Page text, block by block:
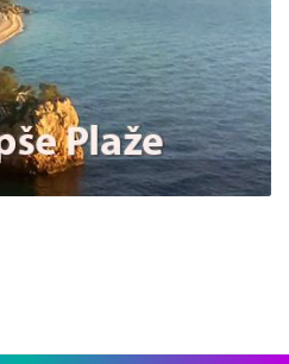
20.01.2021. 3 KAMERA(E)